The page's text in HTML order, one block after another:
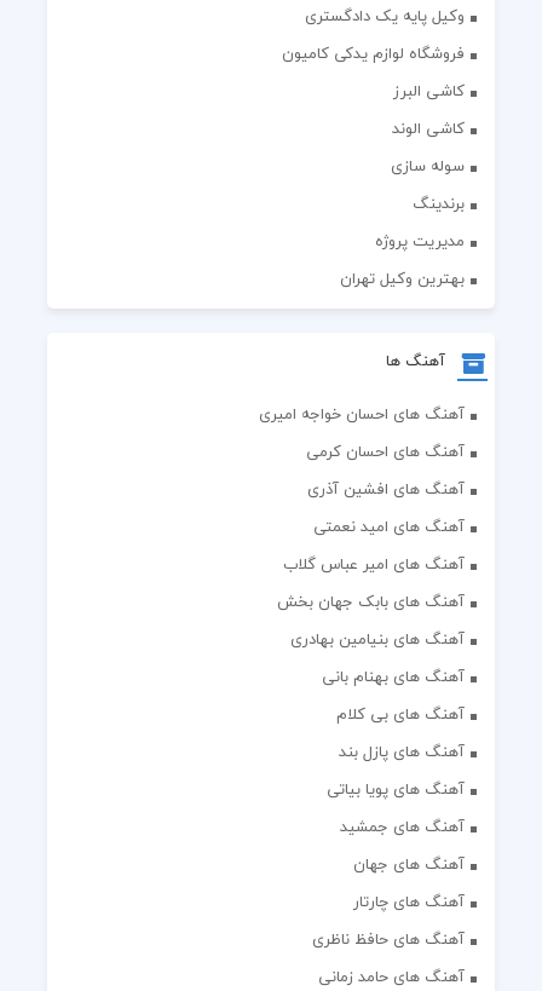
وکیل پایه یک دادگستری
فروشگاه لوازم یدکی کامیون
کاشی البرز
کاشی الوند
سوله سازی
برندینگ
مدیریت پروژه
بهترین وکیل تهران
آهنگ ها
آهنگ های احسان خواجه امیری
آهنگ های احسان کرمی
آهنگ های افشین آذری
آهنگ های امید نعمتی
آهنگ های امیر عباس گلاب
آهنگ های بابک جهان بخش
آهنگ های بنیامین بهادری
آهنگ های بهنام بانی
آهنگ های بی کلام
آهنگ های پازل بند
آهنگ های پویا بیاتی
آهنگ های جمشید
آهنگ های جهان
آهنگ های چارتار
آهنگ های حافظ ناظری
آهنگ های حامد زمانی